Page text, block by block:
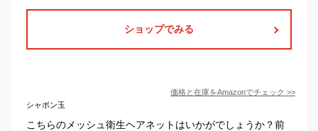
ショップでみる
価格と在庫をAmazonでチェック >>
シャボン玉
こちらのメッシュ衛生ヘアネットはいかがでしょうか？前